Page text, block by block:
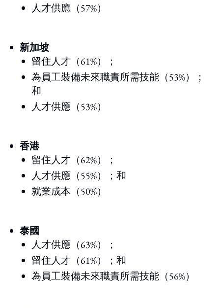
人才供應（57%）
新加坡
留住人才（61%）；
為員工裝備未來職責所需技能（53%）；
和
人才供應（53%）
香港
留住人才（62%）；
人才供應（55%）；和
就業成本（50%）
泰國
人才供應（63%）；
留住人才（61%）；和
為員工裝備未來職責所需技能（56%）